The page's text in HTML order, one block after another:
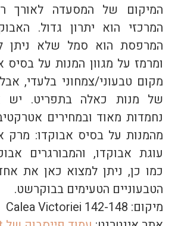
המיקום של המסעדה לאורך
המרכזי הוא יתרון גדול.
המרפסת הוא סמל שלא ניתן
ומרמז על מגוון המנות על בסיס
מקום טבעוני/צמחוני בלעדי,
של מנות כאלה בתפריט. יש
נחמדות מאוד ובמחירים
מהמנות על בסיס אבוקדו: מרק
עוגת אבוקדו, והמבורגרים
כמו כן, ניתן למצוא כאן את
הטבעוניים הטעימים בבוקרשט.
מיקום: Calea Victoriei 142-148